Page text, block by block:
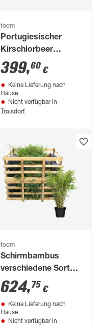
toom
Portugiesischer
Kirschlorbeer
'Angustifolia' 60-70
cm, 40 Stück
399,60 €
Keine Lieferung nach
Hause
Nicht verfügbar in
Troisdorf
toom
Schirmbambus
verschiedene Sorten
23 cm Topf, 25 Stück
624,75 €
Keine Lieferung nach
Hause
Nicht verfügbar in